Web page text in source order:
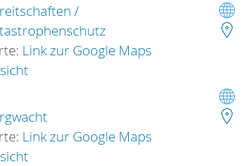
/
Link zur Google Maps
Link zur Google Maps